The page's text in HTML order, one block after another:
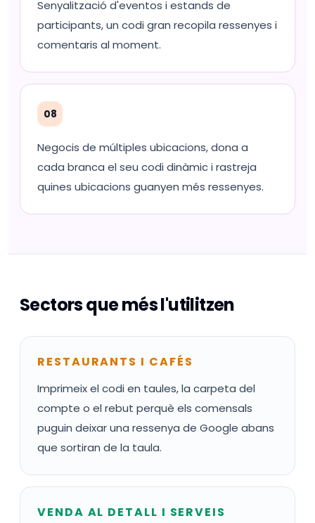
Senyalització d'eventos i estands de
participants, un codi gran recopila ressenyes i
comentaris al moment.
08
Negocis de múltiples ubicacions, dona a
cada branca el seu codi dinàmic i rastreja
quines ubicacions guanyen més ressenyes.
Sectors que més l'utilitzen
RESTAURANTS I CAFÉS
Imprimeix el codi en taules, la carpeta del
compte o el rebut perquè els comensals
puguin deixar una ressenya de Google abans
que sortiran de la taula.
VENDA AL DETALL I SERVEIS